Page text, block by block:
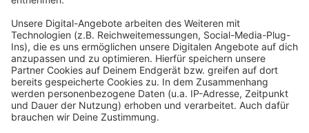
Anzeige
Mehr Meldungen aus Leverkusen
Anzeige
IHK: Leverkusener Azubis sollen sich über Ticket